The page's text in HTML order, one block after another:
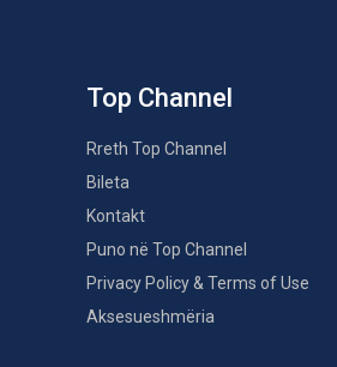
Top Channel
Rreth Top Channel
Bileta
Kontakt
Puno në Top Channel
Privacy Policy & Terms of Use
Aksesueshmëria